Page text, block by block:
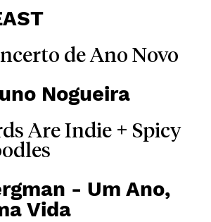
de Ano Novo
Nogueira
Are Indie + Spicy
- Um Ano,
Vida